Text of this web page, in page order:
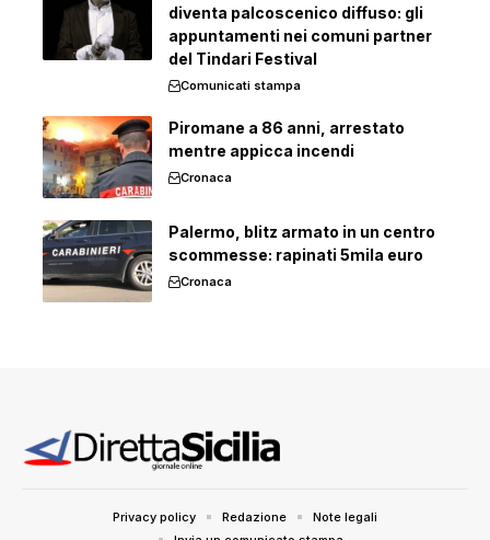
diventa palcoscenico diffuso: gli
appuntamenti nei comuni partner
del Tindari Festival
Comunicati stampa
Piromane a 86 anni, arrestato
mentre appicca incendi
Cronaca
Palermo, blitz armato in un centro
scommesse: rapinati 5mila euro
Cronaca
Privacy policy Redazione
Note legali